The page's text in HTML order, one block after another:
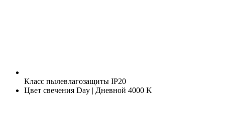
Класс пылевлагозащиты IP20
Цвет свечения Day | Дневной 4000 K